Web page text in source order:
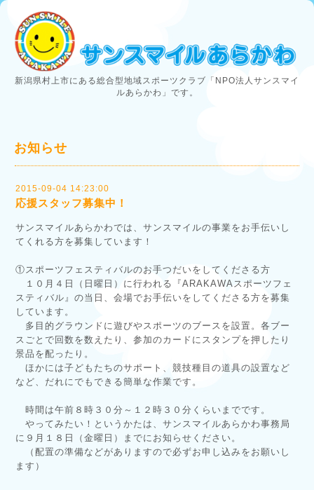
新潟県村上市にある総合型地域スポーツクラブ「NPO法人サンスマイ
ルあらかわ」です。
お知らせ
2015-09-04 14:23:00
応援スタッフ募集中！
サンスマイルあらかわでは、サンスマイルの事業をお手伝いし
てくれる方を募集しています！
①スポーツフェスティバルのお手つだいをしてくださる方
１０月４日（日曜日）に行われる『ARAKAWAスポーツフェ
スティバル』の当日、会場でお手伝いをしてくださる方を募集
しています。
多目的グラウンドに遊びやスポーツのブースを設置。各ブー
スごとで回数を数えたり、参加のカードにスタンプを押したり
景品を配ったり。
ほかには子どもたちのサポート、競技種目の道具の設置など
など、だれにでもできる簡単な作業です。
時間は午前８時３０分～１２時３０分くらいまでです。
やってみたい！というかたは、サンスマイルあらかわ事務局
に９月１８日（金曜日）までにお知らせください。
（配置の準備などがありますので必ずお申し込みをお願いし
ます）